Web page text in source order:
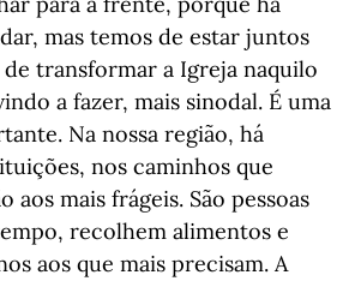
mas temos de estar juntos
de transformar a Igreja naquilo
a fazer, mais sinodal. É uma
Na nossa região, há
nos caminhos que
aos mais frágeis. São pessoas
recolhem alimentos e
aos que mais precisam. A